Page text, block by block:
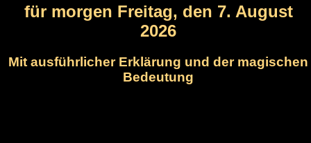
für morgen Freitag, den 7. August
2026
Mit ausführlicher Erklärung und der magischen
Bedeutung